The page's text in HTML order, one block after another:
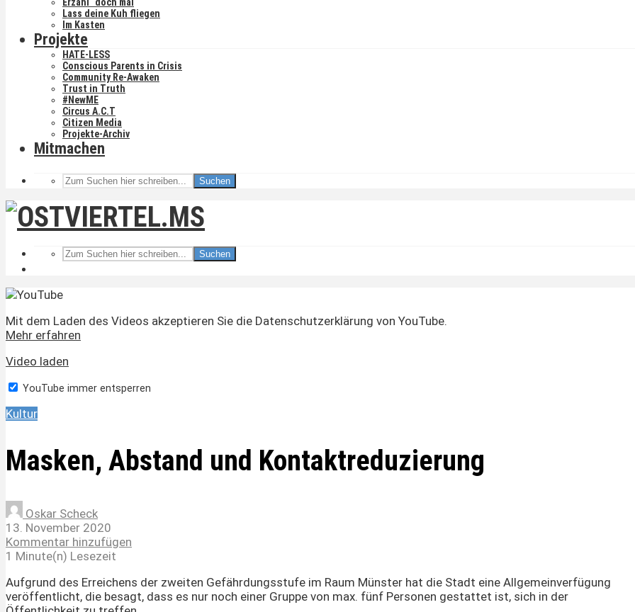
Lass deine Kuh fliegen
Im Kasten
Projekte
HATE-LESS
Conscious Parents in Crisis
Community Re-Awaken
Trust in Truth
#NewME
Circus A.C.T
Citizen Media
Projekte-Archiv
Mitmachen
Suchen
Suchen
Mit dem Laden des Videos akzeptieren Sie die Datenschutzerklärung von YouTube.
Mehr erfahren
Video laden
YouTube immer entsperren
Kultur
Masken, Abstand und Kontaktreduzierung
Oskar Scheck
13. November 2020
Kommentar hinzufügen
1 Minute(n) Lesezeit
Aufgrund des Erreichens der zweiten Gefährdungsstufe im Raum Münster hat die Stadt eine Allgemeinverfügung
veröffentlicht, die besagt, dass es nur noch einer Gruppe von max. fünf Personen gestattet ist, sich in der